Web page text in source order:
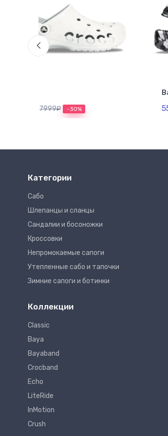
5599₽ 7999₽
Категории
Сабо
Шлепанцы и сланцы
Сандалии и босоножки
Кроссовки
Непромокаемые сапоги
Утепленные сабо и тапочки
Зимние сапоги и ботинки
Коллекции
Classic
Baya
Bayaband
Crocband
Echo
LiteRide
InMotion
Crush